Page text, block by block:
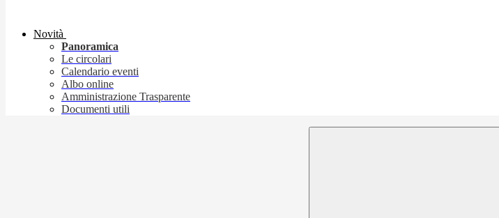
Novità
Panoramica
Le circolari
Calendario eventi
Albo online
Amministrazione Trasparente
Documenti utili